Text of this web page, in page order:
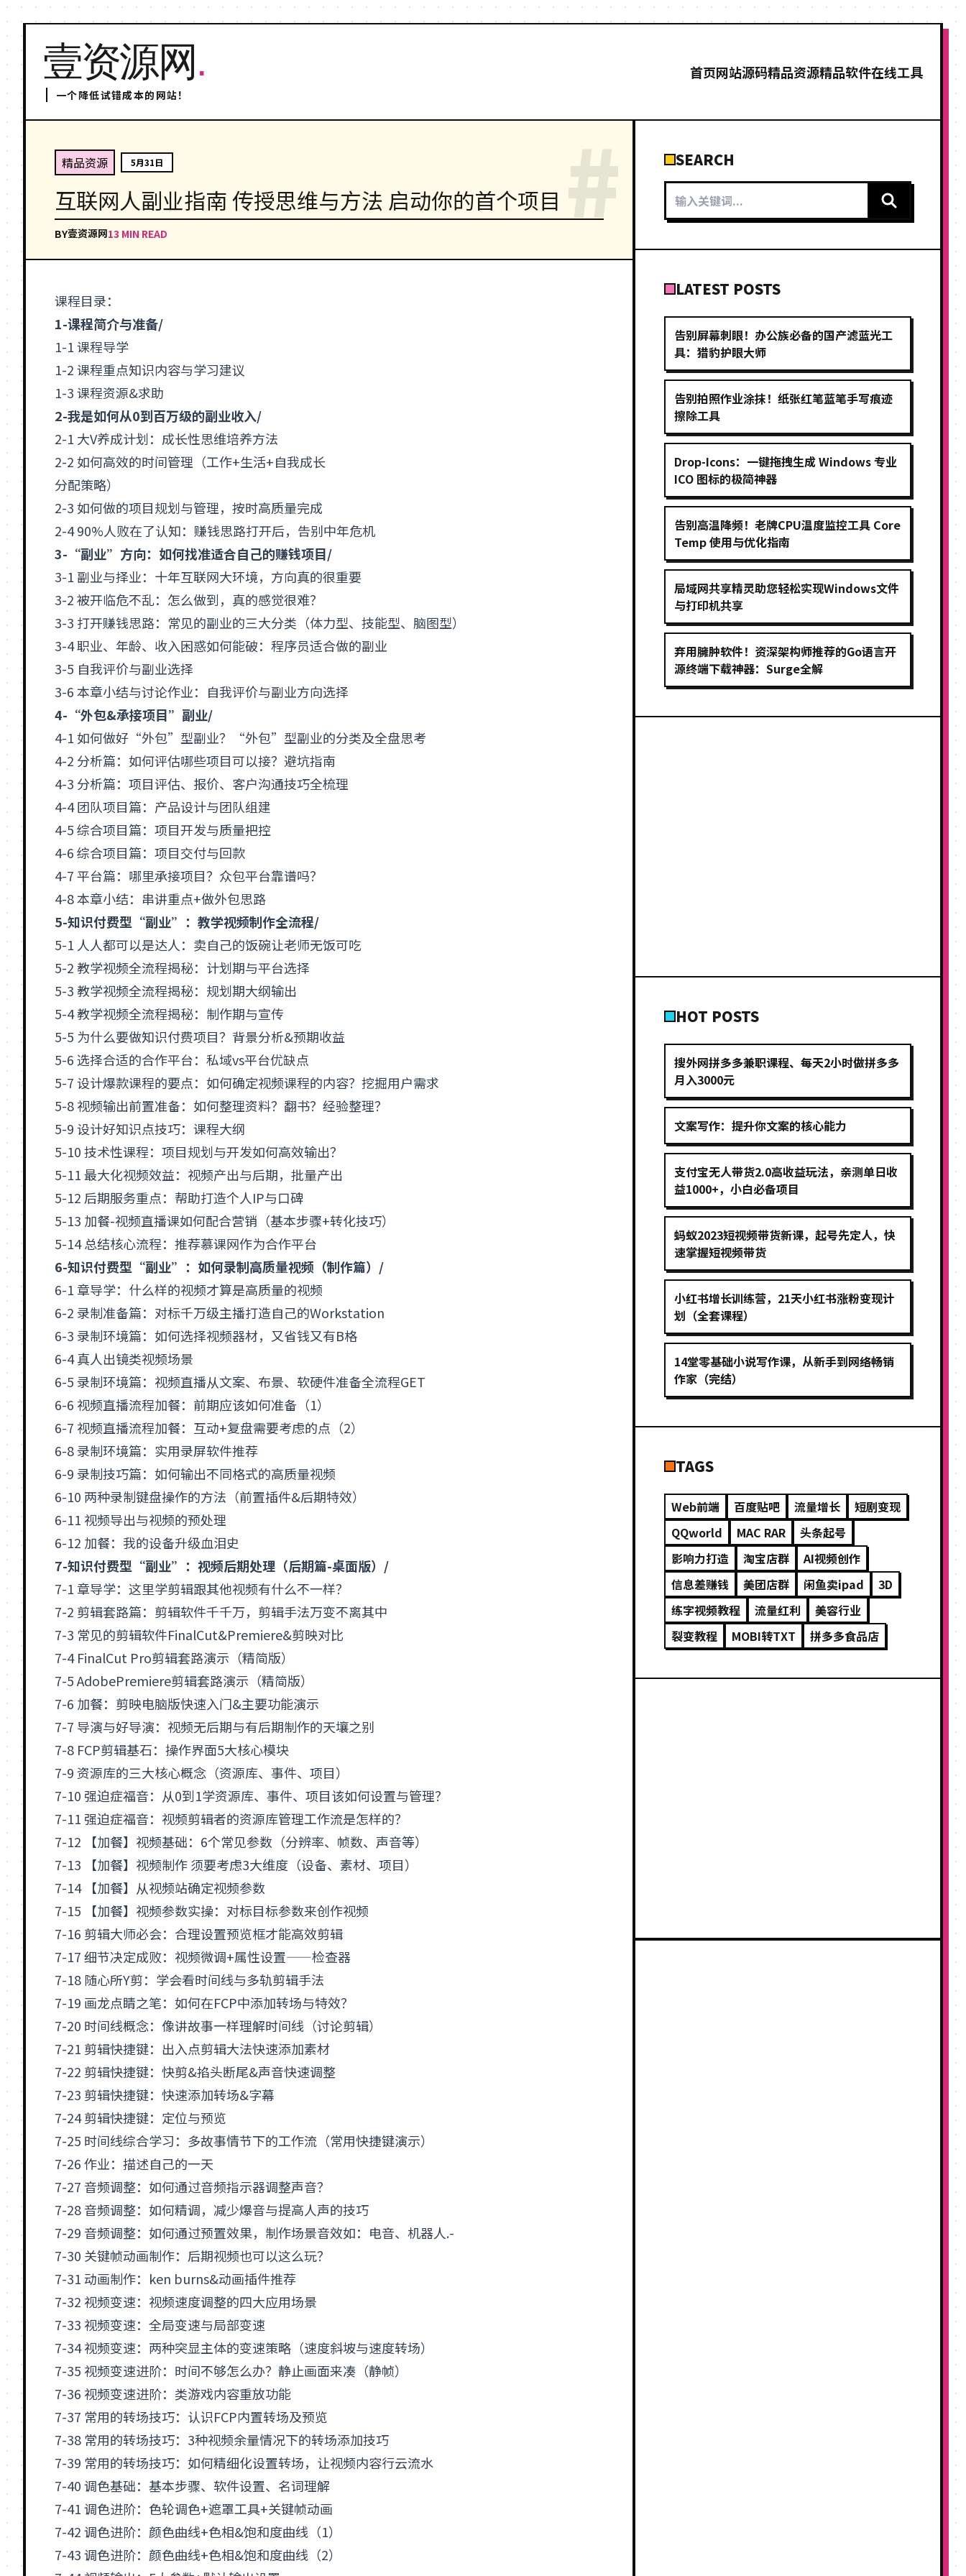
壹资源网.
一个降低试错成本的网站！
首页网站源码精品资源精品软件在线工具
#
精品资源 5月31日
互联网人副业指南 传授思维与方法 启动你的首个项目
BY壹资源网13 MIN READ
课程目录：
1-课程简介与准备/
1-1 课程导学
1-2 课程重点知识内容与学习建议
1-3 课程资源&求助
2-我是如何从0到百万级的副业收入/
2-1 大V养成计划：成长性思维培养方法
2-2 如何高效的时间管理（工作+生活+自我成长
分配策略）
2-3 如何做的项目规划与管理，按时高质量完成
2-4 90%人败在了认知：赚钱思路打开后，告别中年危机
3-“副业”方向：如何找准适合自己的赚钱项目/
3-1 副业与择业：十年互联网大环境，方向真的很重要
3-2 被开临危不乱：怎么做到，真的感觉很难？
3-3 打开赚钱思路：常见的副业的三大分类（体力型、技能型、脑图型）
3-4 职业、年龄、收入困惑如何能破：程序员适合做的副业
3-5 自我评价与副业选择
3-6 本章小结与讨论作业：自我评价与副业方向选择
4-“外包&承接项目”副业/
4-1 如何做好“外包”型副业？“外包”型副业的分类及全盘思考
4-2 分析篇：如何评估哪些项目可以接？避坑指南
4-3 分析篇：项目评估、报价、客户沟通技巧全梳理
4-4 团队项目篇：产品设计与团队组建
4-5 综合项目篇：项目开发与质量把控
4-6 综合项目篇：项目交付与回款
4-7 平台篇：哪里承接项目？众包平台靠谱吗？
4-8 本章小结：串讲重点+做外包思路
5-知识付费型“副业”：教学视频制作全流程/
5-1 人人都可以是达人：卖自己的饭碗让老师无饭可吃
5-2 教学视频全流程揭秘：计划期与平台选择
5-3 教学视频全流程揭秘：规划期大纲输出
5-4 教学视频全流程揭秘：制作期与宣传
5-5 为什么要做知识付费项目？背景分析&预期收益
5-6 选择合适的合作平台：私域vs平台优缺点
5-7 设计爆款课程的要点：如何确定视频课程的内容？挖掘用户需求
5-8 视频输出前置准备：如何整理资料？翻书？经验整理？
5-9 设计好知识点技巧：课程大纲
5-10 技术性课程：项目规划与开发如何高效输出？
5-11 最大化视频效益：视频产出与后期，批量产出
5-12 后期服务重点：帮助打造个人IP与口碑
5-13 加餐-视频直播课如何配合营销（基本步骤+转化技巧）
5-14 总结核心流程：推荐慕课网作为合作平台
6-知识付费型“副业”：如何录制高质量视频（制作篇）/
6-1 章导学：什么样的视频才算是高质量的视频
6-2 录制准备篇：对标千万级主播打造自己的Workstation
6-3 录制环境篇：如何选择视频器材，又省钱又有B格
6-4 真人出镜类视频场景
6-5 录制环境篇：视频直播从文案、布景、软硬件准备全流程GET
6-6 视频直播流程加餐：前期应该如何准备（1）
6-7 视频直播流程加餐：互动+复盘需要考虑的点（2）
6-8 录制环境篇：实用录屏软件推荐
6-9 录制技巧篇：如何输出不同格式的高质量视频
6-10 两种录制键盘操作的方法（前置插件&后期特效）
6-11 视频导出与视频的预处理
6-12 加餐：我的设备升级血泪史
7-知识付费型“副业”：视频后期处理（后期篇-桌面版）/
7-1 章导学：这里学剪辑跟其他视频有什么不一样？
7-2 剪辑套路篇：剪辑软件千千万，剪辑手法万变不离其中
7-3 常见的剪辑软件FinalCut&Premiere&剪映对比
7-4 FinalCut Pro剪辑套路演示（精简版）
7-5 AdobePremiere剪辑套路演示（精简版）
7-6 加餐：剪映电脑版快速入门&主要功能演示
7-7 导演与好导演：视频无后期与有后期制作的天壤之别
7-8 FCP剪辑基石：操作界面5大核心模块
7-9 资源库的三大核心概念（资源库、事件、项目）
7-10 强迫症福音：从0到1学资源库、事件、项目该如何设置与管理？
7-11 强迫症福音：视频剪辑者的资源库管理工作流是怎样的？
7-12 【加餐】视频基础：6个常见参数（分辨率、帧数、声音等）
7-13 【加餐】视频制作 须要考虑3大维度（设备、素材、项目）
7-14 【加餐】从视频站确定视频参数
7-15 【加餐】视频参数实操：对标目标参数来创作视频
7-16 剪辑大师必会：合理设置预览框才能高效剪辑
7-17 细节决定成败：视频微调+属性设置——检查器
7-18 随心所Y剪：学会看时间线与多轨剪辑手法
7-19 画龙点睛之笔：如何在FCP中添加转场与特效？
7-20 时间线概念：像讲故事一样理解时间线（讨论剪辑）
7-21 剪辑快捷键：出入点剪辑大法快速添加素材
7-22 剪辑快捷键：快剪&掐头断尾&声音快速调整
7-23 剪辑快捷键：快速添加转场&字幕
7-24 剪辑快捷键：定位与预览
7-25 时间线综合学习：多故事情节下的工作流（常用快捷键演示）
7-26 作业：描述自己的一天
7-27 音频调整：如何通过音频指示器调整声音？
7-28 音频调整：如何精调，减少爆音与提高人声的技巧
7-29 音频调整：如何通过预置效果，制作场景音效如：电音、机器人.-
7-30 关键帧动画制作：后期视频也可以这么玩？
7-31 动画制作：ken burns&动画插件推荐
7-32 视频变速：视频速度调整的四大应用场景
7-33 视频变速：全局变速与局部变速
7-34 视频变速：两种突显主体的变速策略（速度斜坡与速度转场）
7-35 视频变速进阶：时间不够怎么办？静止画面来凑（静帧）
7-36 视频变速进阶：类游戏内容重放功能
7-37 常用的转场技巧：认识FCP内置转场及预览
7-38 常用的转场技巧：3种视频余量情况下的转场添加技巧
7-39 常用的转场技巧：如何精细化设置转场，让视频内容行云流水
7-40 调色基础：基本步骤、软件设置、名词理解
7-41 调色进阶：色轮调色+遮罩工具+关键帧动画
7-42 调色进阶：颜色曲线+色相&饱和度曲线（1）
7-43 调色进阶：颜色曲线+色相&饱和度曲线（2）
SEARCH
LATEST POSTS
告别屏幕刺眼！办公族必备的国产滤蓝光工
具：猎豹护眼大师
告别拍照作业涂抹！纸张红笔蓝笔手写痕迹
擦除工具
Drop-Icons：一键拖拽生成 Windows 专业
ICO 图标的极简神器
告别高温降频！老牌CPU温度监控工具 Core
Temp 使用与优化指南
局域网共享精灵助您轻松实现Windows文件
与打印机共享
弃用臃肿软件！资深架构师推荐的Go语言开
源终端下载神器：Surge全解
HOT POSTS
搜外网拼多多兼职课程、每天2小时做拼多多
月入3000元
文案写作：提升你文案的核心能力
支付宝无人带货2.0高收益玩法，亲测单日收
益1000+，小白必备项目
蚂蚁2023短视频带货新课，起号先定人，快
速掌握短视频带货
小红书增长训练营，21天小红书涨粉变现计
划（全套课程）
14堂零基础小说写作课，从新手到网络畅销
作家（完结）
TAGS
Web前端 百度贴吧 流量增长
短剧变现
QQworld
MAC RAR
头条起号
影响力打造
淘宝店群
AI视频创作
信息差赚钱
美团店群 闲鱼卖ipad
3D
练字视频教程
流量红利
美容行业
裂变教程
MOBI转TXT 拼多多食品店